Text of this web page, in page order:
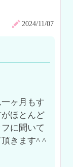
2024/11/07
ヶ月もす
ほとんど
に聞いて
きます^ ^